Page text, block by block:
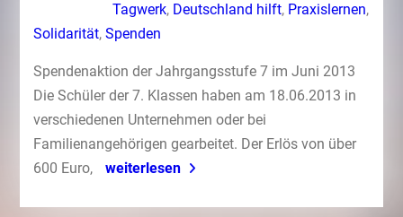
Tagwerk, Deutschland hilft, Praxislernen,
Solidarität, Spenden
Spendenaktion der Jahrgangsstufe 7 im Juni 2013
Die Schüler der 7. Klassen haben am 18.06.2013 in
verschiedenen Unternehmen oder bei
Familienangehörigen gearbeitet. Der Erlös von über
600 Euro,
weiterlesen